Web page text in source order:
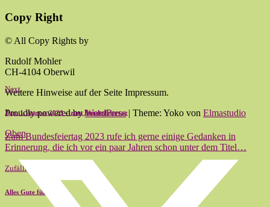
Copy Right
© All Copy Rights by
Rudolf Mohler
CH-4104 Oberwil
Weitere Hinweise auf der Seite Impressum.
Proudly powered byWordPress| Theme: Yoko von Elmastudio
Oben
Next
Zum 1. August 2023 – zum Bundesfeiertag
Zum Bundesfeiertag 2023 rufe ich gerne einige Gedanken in
Erinnerung, die ich vor ein paar Jahren schon unter dem Titel…
Zufällig
Alles Gute fürs 2017